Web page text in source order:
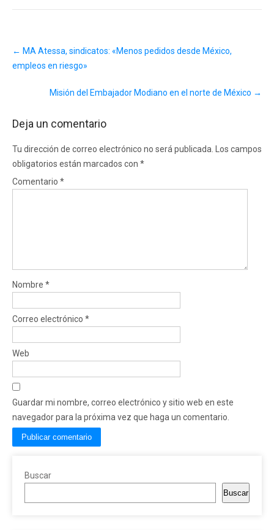
navigation
← MA Atessa, sindicatos: «Menos pedidos desde México,
empleos en riesgo»
Misión del Embajador Modiano en el norte de México →
Deja un comentario
Tu dirección de correo electrónico no será publicada.
Los campos
obligatorios están marcados con *
Comentario *
Nombre *
Correo electrónico *
Web
Guardar mi nombre, correo electrónico y sitio web en este
navegador para la próxima vez que haga un comentario.
Buscar
Buscar